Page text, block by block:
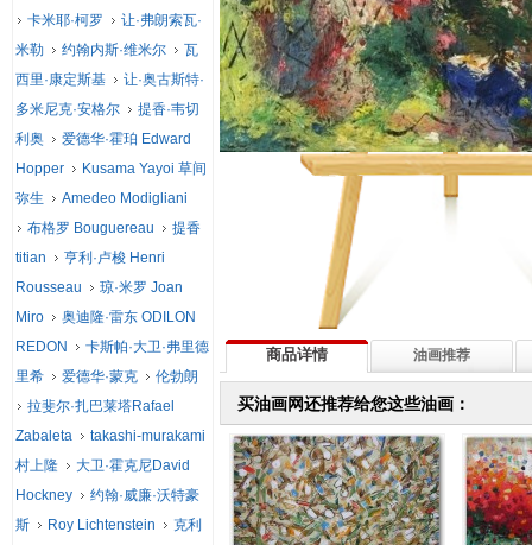
商品详情 油画推荐
买油画网还推荐给您这些油画：
卡米耶·柯罗
让·弗朗索瓦·
米勒
约翰内斯·维米尔
瓦
西里·康定斯基
让·奥古斯特·
多米尼克·安格尔
提香·韦切
利奥
爱德华·霍珀 Edward
Hopper
Kusama Yayoi 草间
弥生
Amedeo Modigliani
布格罗 Bouguereau
提香
titian
亨利·卢梭 Henri
Rousseau
琼·米罗 Joan
Miro
奥迪隆·雷东 ODILON
REDON
卡斯帕·大卫·弗里德
里希
爱德华·蒙克
伦勃朗
拉斐尔·扎巴莱塔Rafael
Zabaleta
takashi-murakami
村上隆
大卫·霍克尼David
Hockney
约翰·威廉·沃特豪
斯
Roy Lichtenstein
克利